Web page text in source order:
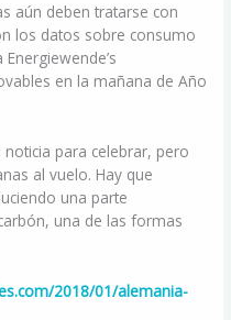
aún deben tratarse con
los datos sobre consumo
en la mañana de Año
para celebrar, pero
al vuelo. Hay que
una parte
una de las formas
2018/01/alemania-